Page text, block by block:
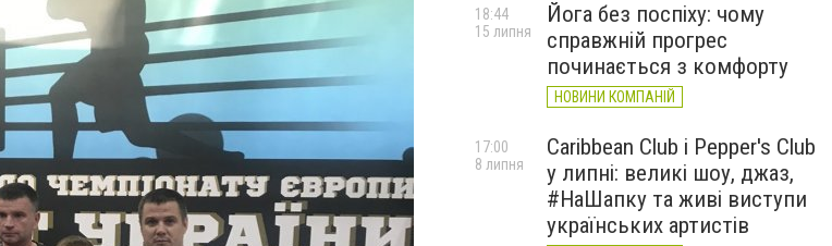
Йога без поспіху: чому
справжній прогрес
починається з комфорту
НОВИНИ КОМПАНІЙ
18:44
15 липня
Caribbean Club і Pepper's Club
у липні: великі шоу, джаз,
#НаШапку та живі виступи
українських артистів
17:00
8 липня